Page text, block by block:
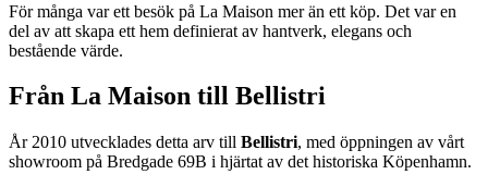
För många var ett besök på La Maison mer än ett köp. Det var en
del av att skapa ett hem definierat av hantverk, elegans och
bestående värde.
Från La Maison till Bellistri
År 2010 utvecklades detta arv till Bellistri, med öppningen av vårt
showroom på Bredgade 69B i hjärtat av det historiska Köpenhamn.